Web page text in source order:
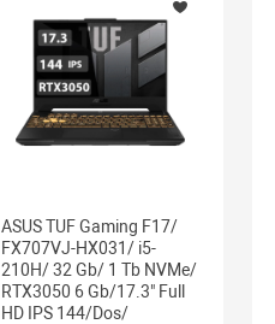
ASUS TUF Gaming F17/
FX707VJ-HX031/ i5-
210H/ 32 Gb/ 1 Tb NVMe/
RTX3050 6 Gb/17.3" Full
HD IPS 144/Dos/